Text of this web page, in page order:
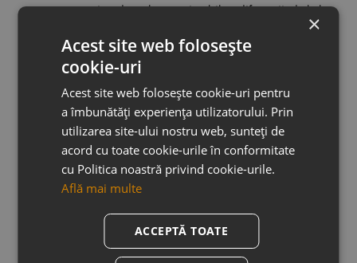
poroase, previne dezvoltarea microbilor, diferentiindu-l clar
de alama si aluminiu. Desi prezinta usoare proprietati
magnetice, performanta sa ramane constanta, iar designul se
remarca printr-un aer proaspat in orice amenajari.
Rezistent la apa (coroziune)
Conceput sa reziste la contactul frecvent cu umezeala, acest
profil se dovedeste un partener de incredere in zonele
expuse, cum ar fi bucataria, baia sau cabina de dus.
Materialul isi pastreaza integritatea pe termen lung, oferind
×
Acest site web folosește
cookie-uri
Acest site web folosește cookie-uri pentru
a îmbunătăți experiența utilizatorului. Prin
utilizarea site-ului nostru web, sunteți de
acord cu toate cookie-urile în conformitate
cu Politica noastră privind cookie-urile.
Află mai multe
ACCEPTĂ TOATE